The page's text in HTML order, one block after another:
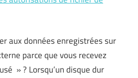
aux données enregistrées sur
parce que vous recevez
» ? Lorsqu’un disque dur